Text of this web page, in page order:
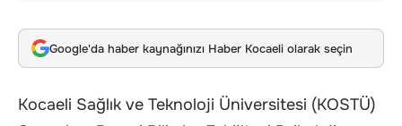
Google'da haber kaynağınızı Haber Kocaeli olarak seçin
Kocaeli Sağlık ve Teknoloji Üniversitesi (KOSTÜ)